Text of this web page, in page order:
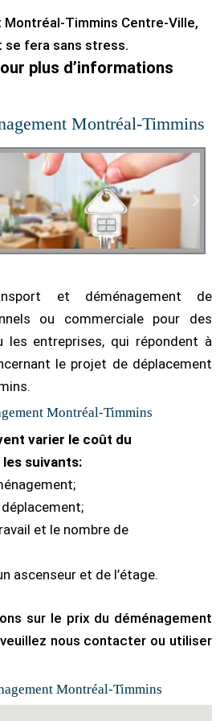
Montréal-Timmins Centre-Ville,
fera sans stress.
plus d’informations
Montréal-Timmins
et déménagement de
ou commerciale pour des
les entreprises, qui répondent à
le projet de déplacement
Montréal-Timmins
varier le coût du
suivants:
et le nombre de
ascenseur et de l’étage.
sur le prix du déménagement
nous contacter ou utiliser
Montréal-Timmins